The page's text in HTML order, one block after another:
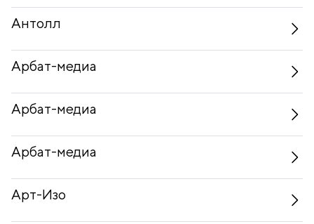
Антолл
Арбат-медиа
Арбат-медиа
Арбат-медиа
Арт-Изо